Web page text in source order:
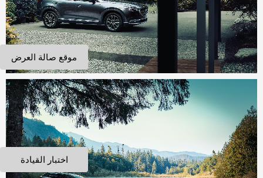
موقع صالة العرض
اختبار القيادة